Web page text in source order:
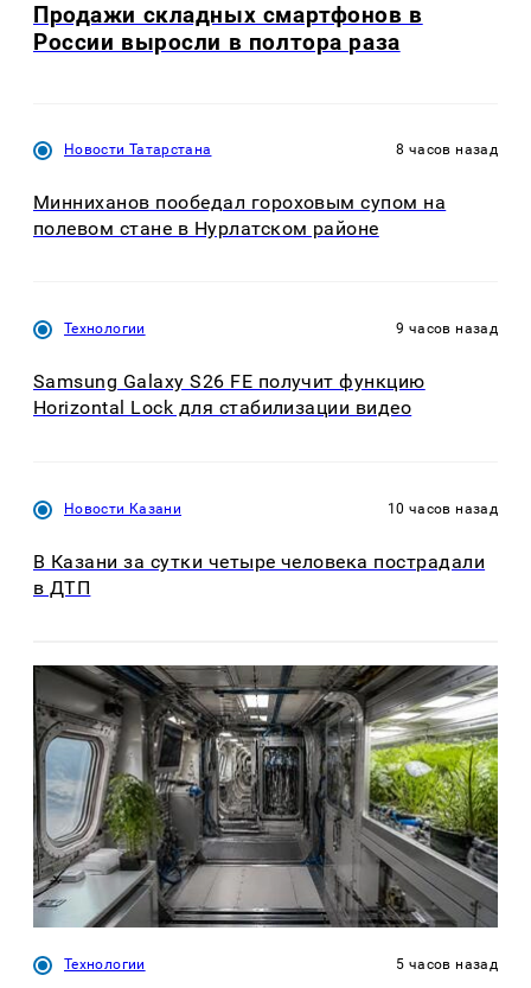
Продажи складных смартфонов в
России выросли в полтора раза
Новости Татарстана 8 часов назад
Минниханов пообедал гороховым супом на
полевом стане в Нурлатском районе
Технологии 9 часов назад
Samsung Galaxy S26 FE получит функцию
Horizontal Lock для стабилизации видео
Новости Казани 10 часов назад
В Казани за сутки четыре человека пострадали
в ДТП
Технологии 5 часов назад